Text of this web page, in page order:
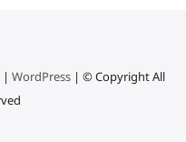
|WordPress | © Copyright All